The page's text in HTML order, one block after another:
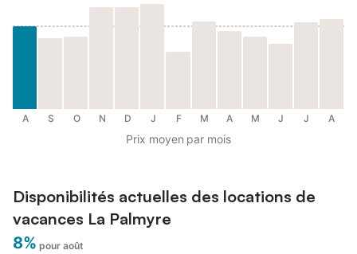
A S O N D J F M A M J J A
Prix moyen par mois
Disponibilités actuelles des locations de
vacances La Palmyre
8% pour août